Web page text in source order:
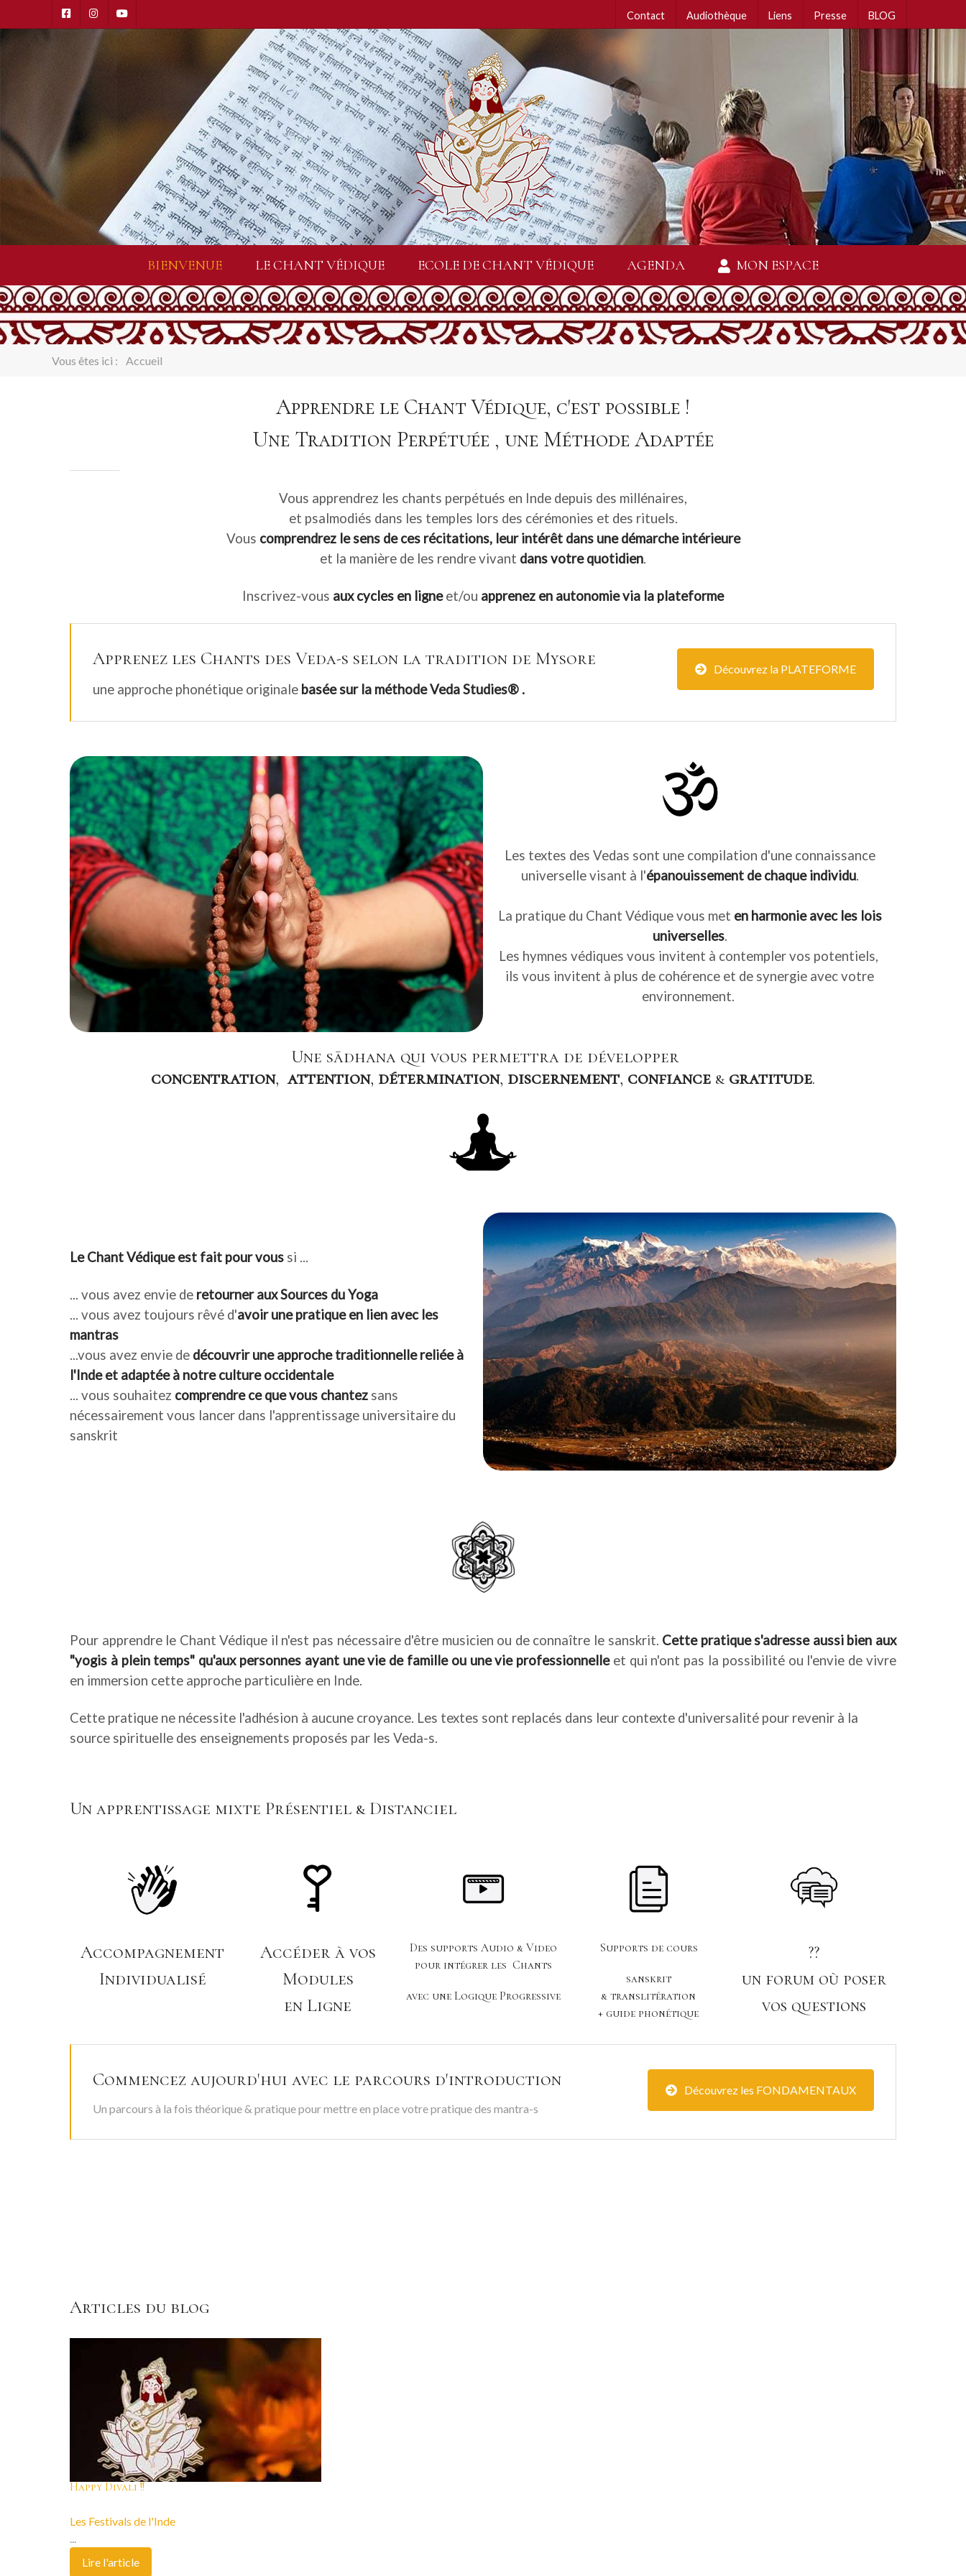
Contact Audiothèque Liens Presse BLOG
BIENVENUE LE CHANT VÉDIQUE ECOLE DE CHANT VÉDIQUE AGENDA MON ESPACE
Vous êtes ici : Accueil
Apprendre le Chant Védique, c'est possible !
Une Tradition Perpétuée , une Méthode Adaptée
Vous apprendrez les chants perpétués en Inde depuis des millénaires,
et psalmodiés dans les temples lors des cérémonies et des rituels.
Vous comprendrez le sens de ces récitations, leur intérêt dans une démarche intérieure
et la manière de les rendre vivant dans votre quotidien.
Inscrivez-vous aux cycles en ligneet/ou apprenez en autonomie via la plateforme
Apprenez les Chants des Veda-s selon la tradition de Mysore
une approche phonétique originale basée sur la méthode Veda Studies® .
Découvrez la PLATEFORME
Les textes des Vedas sont une compilation d'une connaissance
universelle visant à l'épanouissement de chaque individu.
La pratique du Chant Védique vous met en harmonie avec les lois
universelles.
Les hymnes védiques vous invitent à contempler vos potentiels,
ils vous invitent à plus de cohérence et de synergie avec votre
environnement.
Une sādhana qui vous permettra de développer
concentration,attention, détermination, discernement, confiance & gratitude.
Le Chant Védique est fait pour vous si ...
... vous avez envie de retourner aux Sources du Yoga
... vous avez toujours rêvé d'avoir une pratique en lien avec les
mantras
...vous avez envie de découvrir une approche traditionnelle reliée à
l'Inde et adaptée à notre culture occidentale
... vous souhaitez comprendre ce que vous chantez sans
nécessairement vous lancer dans l'apprentissage universitaire du
sanskrit
Pour apprendre le Chant Védique il n'est pas nécessaire d'être musicien ou de connaître le sanskrit. Cette pratique s'adresse aussi bien aux
"yogis à plein temps" qu'aux personnes ayant une vie de famille ou une vie professionnelleet qui n'ont pas la possibilité ou l'envie de vivre
en immersion cette approche particulière en Inde.
Cette pratique ne nécessite l'adhésion à aucune croyance. Les textes sont replacés dans leur contexte d'universalité pour revenir à la
source spirituelle des enseignements proposés par les Veda-s.
Un apprentissage mixte Présentiel & Distanciel
Accompagnement
Individualisé
Accéder à vos
Modules
en Ligne
Des supports Audio & Video
pour intégrer les Chants
avec une Logique Progressive
Supports de cours
sanskrit
& translitération
+ guide phonétique
??
un forum où poser
vos questions
Commencez aujourd'hui avec le parcours d'introduction
Un parcours à la fois théorique & pratique pour mettre en place votre pratique des mantra-s
Découvrez les FONDAMENTAUX
Articles du blog
Happy Divali !!
Les Festivals de l'Inde
...
Lire l'article